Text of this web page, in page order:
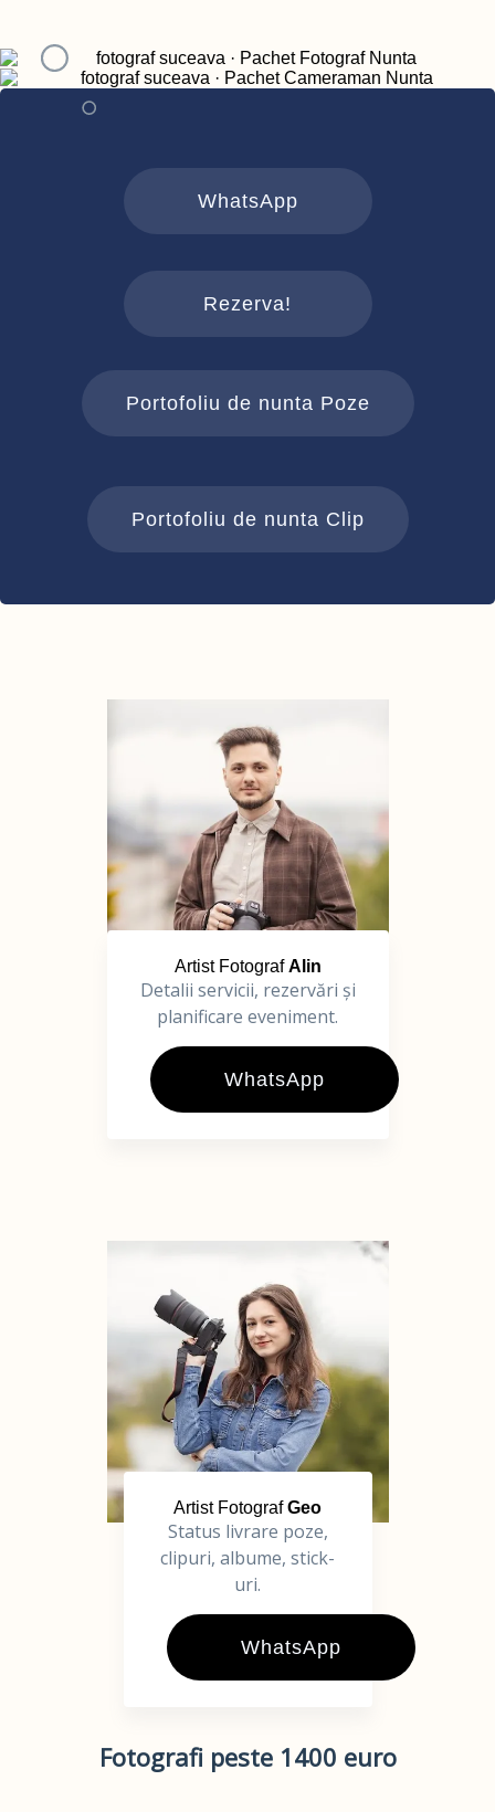
WhatsApp
Rezerva!
Portofoliu de nunta Poze
Portofoliu de nunta Clip
Artist FotografAlin
Detalii servicii, rezervări și
planificare eveniment.
WhatsApp
Artist FotografGeo
Status livrare poze,
clipuri, albume, stick-
uri.
WhatsApp
Fotografi peste 1400 euro